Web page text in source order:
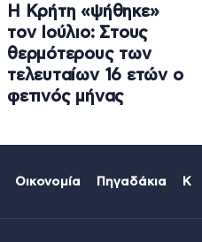
Η Κρήτη «ψήθηκε»
τον Ιούλιο: Στους
θερμότερους των
τελευταίων 16 ετών ο
φετινός μήνας
Οικονομία Πηγαδάκια